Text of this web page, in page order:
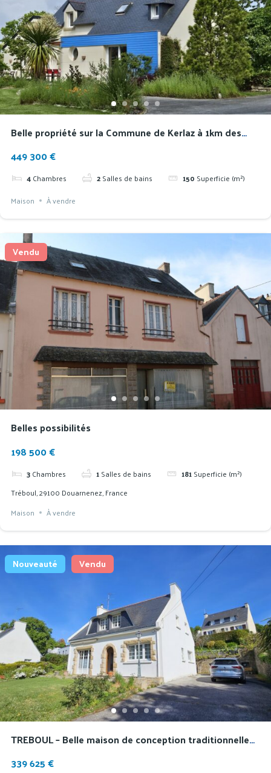
Belle propriété sur la Commune de Kerlaz à 1km des
449 300 €
4Chambres 2Salles de bains 150 Superficie (m²)
Maison
À vendre
Vendu
Belles possibilités
198 500 €
3Chambres 1Salles de bains 181Superficie (m²)
Tréboul, 29100 Douarnenez, France
Maison
À vendre
Nouveauté Vendu
TREBOUL – Belle maison de conception traditionnelle
339 625 €